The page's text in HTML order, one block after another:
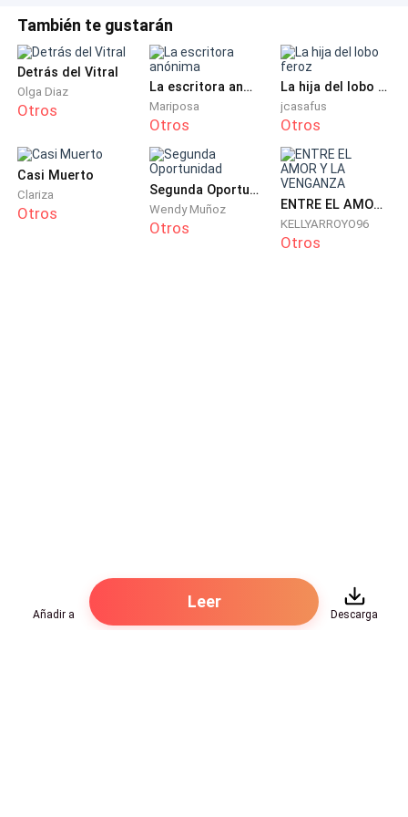
También te gustarán
Detrás del Vitral
Olga Diaz
Otros
La escritora anónima
Mariposa
Otros
La hija del lobo feroz
jcasafus
Otros
Casi Muerto
Clariza
Otros
Segunda Oportunidad
Wendy Muñoz
Otros
ENTRE EL AMOR Y LA VENGANZA
KELLYARROYO96
Otros
Añadir a
Leer
Descarga